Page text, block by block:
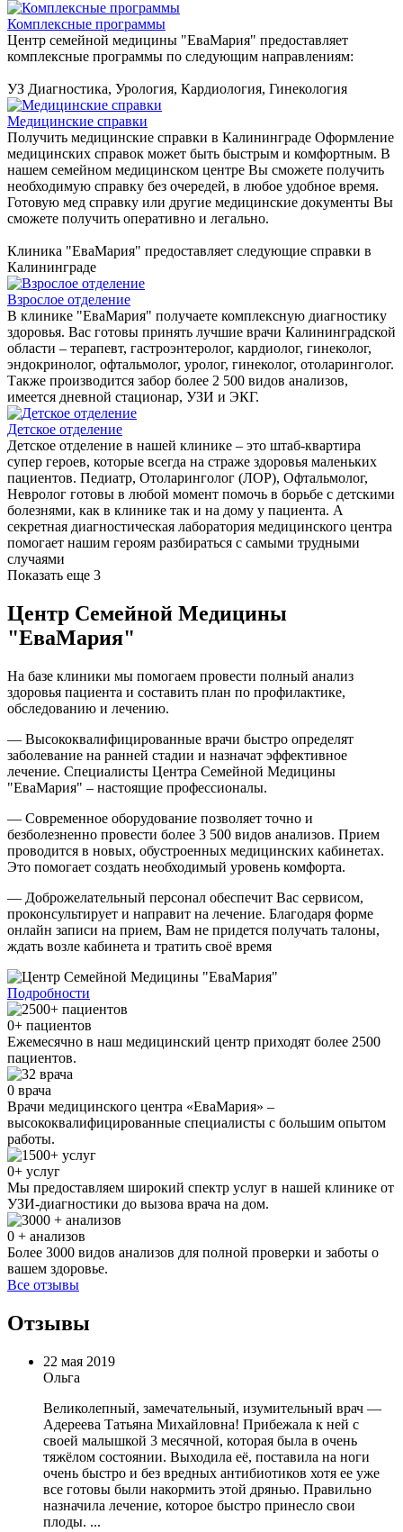
Комплексные программы
Центр семейной медицины "ЕваМария" предоставляет
комплексные программы по следующим направлениям:
УЗ Диагностика, Урология, Кардиология, Гинекология
Медицинские справки
Получить медицинские справки в Калининграде Оформление
медицинских справок может быть быстрым и комфортным. В
нашем семейном медицинском центре Вы сможете получить
необходимую справку без очередей, в любое удобное время.
Готовую мед справку или другие медицинские документы Вы
сможете получить оперативно и легально.
Клиника "ЕваМария" предоставляет следующие справки в
Калининграде
Взрослое отделение
В клинике "ЕваМария" получаете комплексную диагностику
здоровья. Вас готовы принять лучшие врачи Калининградской
области – терапевт, гастроэнтеролог, кардиолог, гинеколог,
эндокринолог, офтальмолог, уролог, гинеколог, отоларинголог.
Также производится забор более 2 500 видов анализов,
имеется дневной стационар, УЗИ и ЭКГ.
Детское отделение
Детское отделение в нашей клинике – это штаб-квартира
супер героев, которые всегда на страже здоровья маленьких
пациентов. Педиатр, Отоларинголог (ЛОР), Офтальмолог,
Невролог готовы в любой момент помочь в борьбе с детскими
болезнями, как в клинике так и на дому у пациента. А
секретная диагностическая лаборатория медицинского центра
помогает нашим героям разбираться с самыми трудными
случаями
Показать еще 3
Центр Семейной Медицины
"ЕваМария"
На базе клиники мы помогаем провести полный анализ
здоровья пациента и составить план по профилактике,
обследованию и лечению.
— Высококвалифицированные врачи быстро определят
заболевание на ранней стадии и назначат эффективное
лечение. Специалисты Центра Семейной Медицины
"ЕваМария" – настоящие профессионалы.
— Современное оборудование позволяет точно и
безболезненно провести более 3 500 видов анализов. Прием
проводится в новых, обустроенных медицинских кабинетах.
Это помогает создать необходимый уровень комфорта.
— Доброжелательный персонал обеспечит Вас сервисом,
проконсультирует и направит на лечение. Благодаря форме
онлайн записи на прием, Вам не придется получать талоны,
ждать возле кабинета и тратить своё время
Подробности
0+ пациентов
Ежемесячно в наш медицинский центр приходят более 2500
пациентов.
0 врача
Врачи медицинского центра «ЕваМария» –
высококвалифицированные специалисты с большим опытом
работы.
0+ услуг
Мы предоставляем широкий спектр услуг в нашей клинике от
УЗИ-диагностики до вызова врача на дом.
0 + анализов
Более 3000 видов анализов для полной проверки и заботы о
вашем здоровье.
Все отзывы
Отзывы
22 мая 2019
Ольга
Великолепный, замечательный, изумительный врач —
Адереева Татьяна Михайловна! Прибежала к ней с
своей малышкой 3 месячной, которая была в очень
тяжёлом состоянии. Выходила её, поставила на ноги
очень быстро и без вредных антибиотиков хотя ее уже
все готовы были накормить этой дрянью. Правильно
назначила лечение, которое быстро принесло свои
плоды. ...